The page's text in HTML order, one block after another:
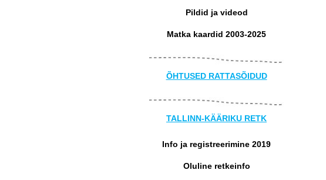
Pildid ja videod
Matka kaardid 2003-2025
ÕHTUSED RATTASÕIDUD
TALLINN-KÄÄRIKU RETK
Info ja registreerimine 2019
Oluline retkeinfo